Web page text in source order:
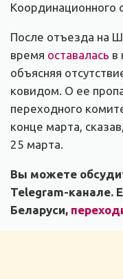
Координационного
После отъезда на
время оставалась в
объясняя
ковидом. О ее
переходного
конце марта,
25 марта.
Вы можете
Telegram-канале.
Беларуси,